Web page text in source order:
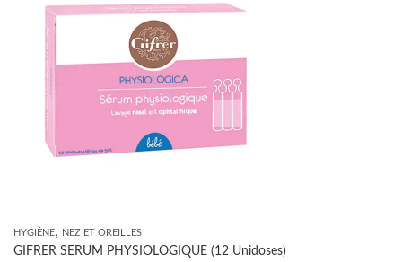
HYGIÈNE, NEZ ET OREILLES
GIFRER SERUM PHYSIOLOGIQUE (12 Unidoses)